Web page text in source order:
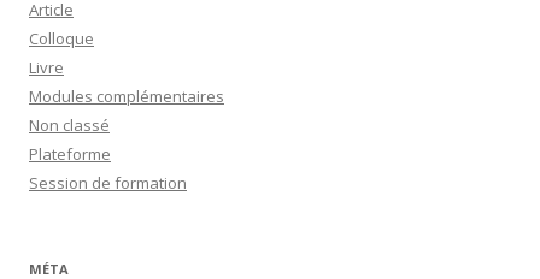
Article
Colloque
Livre
Modules complémentaires
Non classé
Plateforme
Session de formation
MÉTA